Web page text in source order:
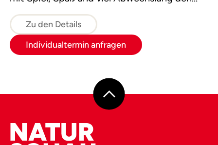
Zu den Details
Individualtermin anfragen